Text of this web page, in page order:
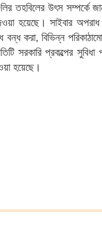
তহবিলের উৎস সম্পর্কে
হয়েছে। সাইবার
করা, বিভিন্ন
সরকারি প্রকল্পের সুবিধা
হয়েছে।